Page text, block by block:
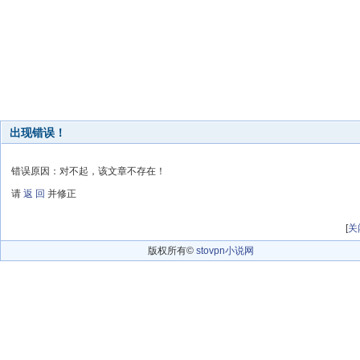
出现错误！
错误原因：对不起，该文章不存在！
请 返 回 并修正
[关
版权所有© stovpn小说网